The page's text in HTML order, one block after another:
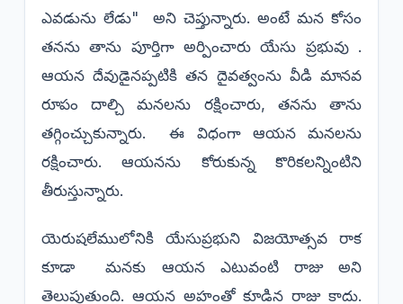
ఎవడును లేడు" అని చెప్తున్నారు. అంటే మన కోసం
తనను తాను పూర్తిగా అర్పించారు యేసు ప్రభువు .
ఆయన దేవుడైనప్పటికి తన దైవత్వంను వీడి మానవ
రూపం దాల్చి మనలను రక్షించారు, తనను తాను
తగ్గించ్చుకున్నారు. ఈ విధంగా ఆయన మనలను
రక్షించారు. ఆయనను కోరుకున్న కొరికలన్నింటిని
తీరుస్తున్నారు.
యెరుషలేములోనికి యేసుప్రభుని విజయోత్సవ రాక
కూడా మనకు ఆయన ఎటువంటి రాజు అని
తెలుపుతుంది. ఆయన అహంతో కూడిన రాజు కాదు.